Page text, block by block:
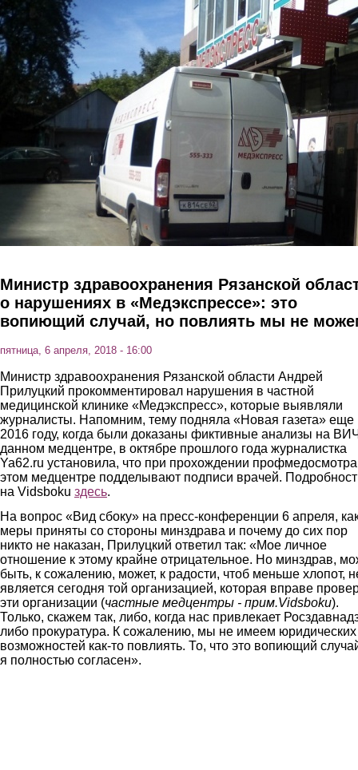
Перейти к основному содержанию
Министр здравоохранения Рязанской
о нарушениях в «Медэкспрессе»: это
вопиющий случай, но повлиять мы не
пятница, 6 апреля, 2018 - 16:00
Министр здравоохранения Рязанской области Андрей
Прилуцкий прокомментировал нарушения в частной
медицинской клинике «Медэкспресс», которые выявляли
журналисты. Напомним, тему подняла «Новая газета» еще
2016 году, когда были доказаны фиктивные анализы на
данном медцентре, в октябре прошлого года журналистка
Ya62.ru установила, что при прохождении
этом медцентре подделывают подписи врачей.
на Vidsboku здесь.
На вопрос «Вид сбоку» на пресс-конференции 6 апреля,
меры приняты со стороны минздрава и почему до сих пор
никто не наказан, Прилуцкий ответил так: «Мое личное
отношение к этому крайне отрицательное. Но минздрав,
быть, к сожалению, может, к радости, чтоб меньше хлопот,
является сегодня той организацией, которая вправе
эти организации (частные медцентры - прим.Vidsboku).
Только, скажем так, либо, когда нас привлекает
либо прокуратура. К сожалению, мы не имеем юридических
возможностей как-то повлиять. То, что это вопиющий
я полностью согласен».